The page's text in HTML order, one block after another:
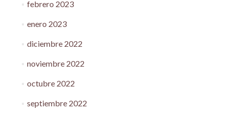
febrero 2023
enero 2023
diciembre 2022
noviembre 2022
octubre 2022
septiembre 2022